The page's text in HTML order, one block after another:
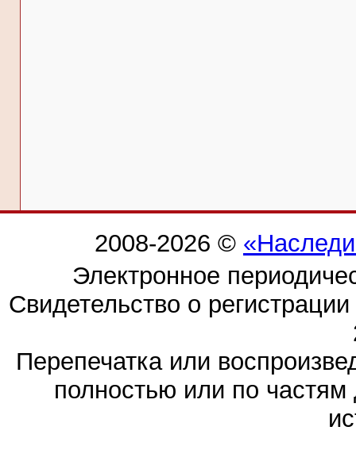
2008-2026 ©
Электронное
Свидетельство о
Перепечатка или
полностью или по частям